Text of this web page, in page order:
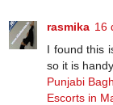
rasmika 16
I found this
so it is
Punjabi
Escorts in